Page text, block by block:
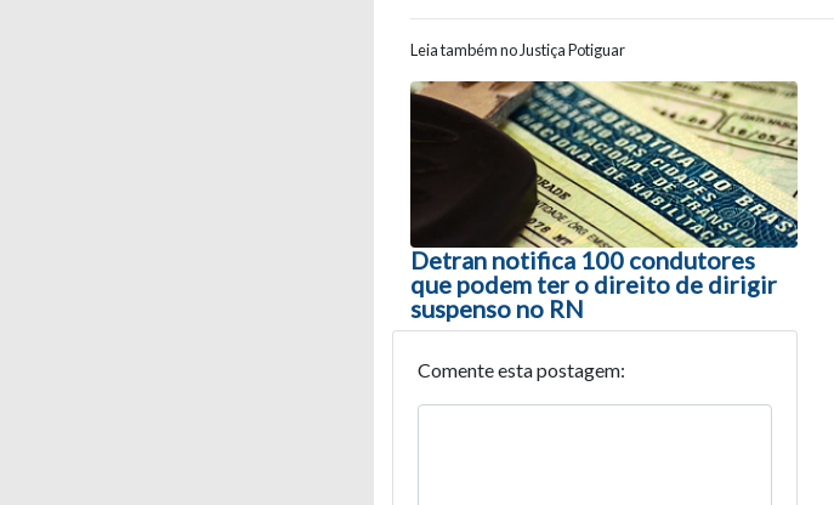
Leia também no Justiça Potiguar
Navegação entre posts
Detran notifica 100 condutores
que podem ter o direito de dirigir
suspenso no RN
Comente esta postagem: